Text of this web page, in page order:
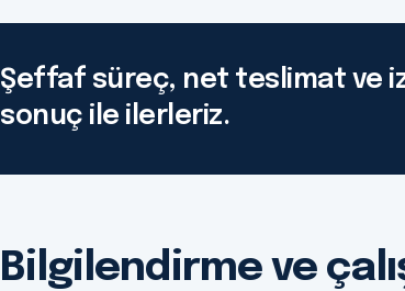
Şeffaf süreç, net teslimat ve
sonuç ile ilerleriz.
Bilgilendirme ve